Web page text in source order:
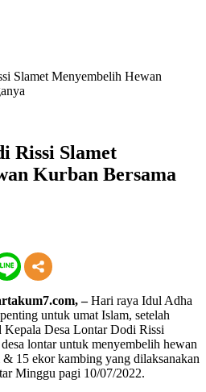
Slamet Menyembelih Hewan
Rissi Slamet
Kurban Bersama
–Hari raya Idul Adha
untuk umat Islam, setelah
Kepala Desa Lontar Dodi Rissi
lontar untuk menyembelih hewan
15 ekor kambing yang dilaksanakan
Minggu pagi 10/07/2022.